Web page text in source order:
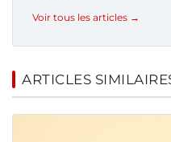
Voir tous les articles →
ARTICLES